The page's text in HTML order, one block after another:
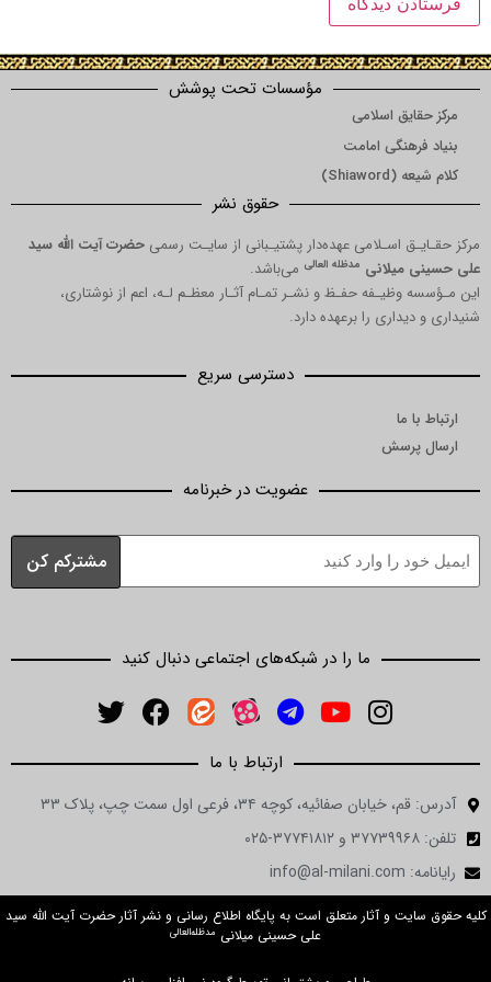
مؤسسات تحت پوشش
اسلامی
امامت
حقوق نشر
اسـلامی عهده‌دار پشتیـبانی از سایـت رسمی حضرت آیت الله سید
مدظله العالیمی‌باشد.
حفـظ و نشـر تمـام آثـار معظـم لـه، اعم از نوشتاری،
را برعهده دارد.
دسترسی سریع
عضویت در خبرنامه
ما را در شبکه‌های اجتماعی دنبال کنید
ارتباط با ما
صفائیه، کوچه ۳۴، فرعی اول سمت چپ، پلاک ۳۳
و آثار متعلق است به پایگاه اطلاع رسانی و نشر آثار حضرت آیت الله سید
علی حسینی میلانی مدظله‌العالی